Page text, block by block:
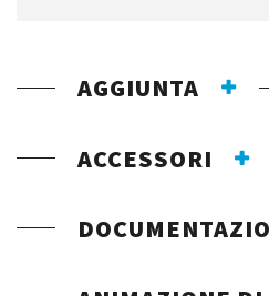
AGGIUNTA
ACCESSORI